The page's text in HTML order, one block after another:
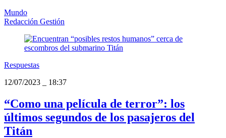
Mundo
Redacción Gestión
Respuestas
12/07/2023
18:37
“Como una película de terror”: los
últimos segundos de los pasajeros del
Titán